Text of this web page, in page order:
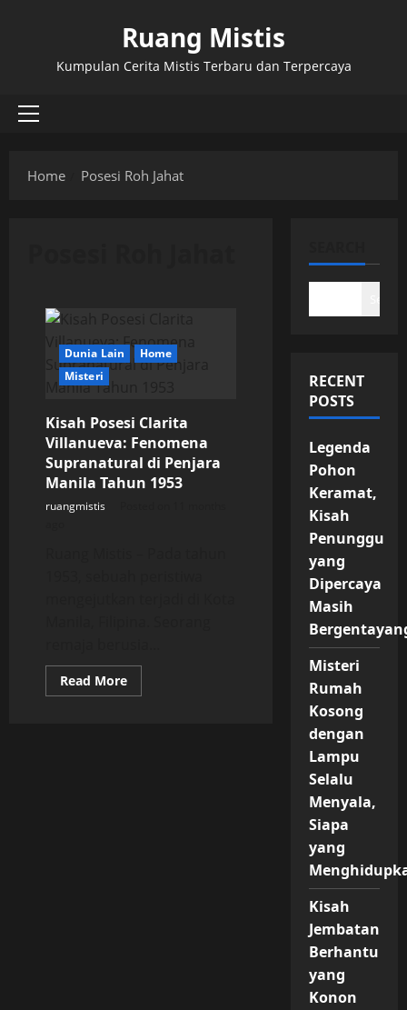
Ruang Mistis
Kumpulan Cerita Mistis Terbaru dan Terpercaya
Primary
Home
Posesi Roh Jahat
Dunia Lain
Home
Misteri
Kisah Posesi Clarita
Villanueva: Fenomena
Supranatural di Penjara
Manila Tahun 1953
ruangmistis
Read MoreRead
more
RECENT
POSTS
Legenda
Pohon
Keramat,
Kisah
Penunggu
yang
Dipercaya
Masih
Misteri
Rumah
Kosong
dengan
Lampu
Selalu
Menyala,
Siapa
yang
Kisah
Jembatan
Berhantu
yang
Konon